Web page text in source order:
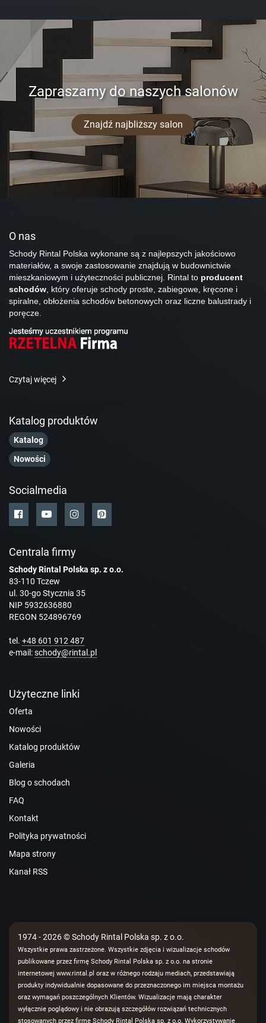
Zapraszamy do naszych salonów
Znajdź najbliższy salon
O nas
Schody Rintal Polska wykonane są z najlepszych jakościowo
materiałów, a swoje zastosowanie znajdują w budownictwie
mieszkaniowym i użyteczności publicznej. Rintal to producent
schodów, który oferuje schody proste, zabiegowe, kręcone i
spiralne, obłożenia schodów betonowych oraz liczne balustrady i
poręcze.
Czytaj więcej
Katalog produktów
Katalog
Nowości
Socialmedia
Centrala firmy
Schody Rintal Polska sp. z o.o.
83-110 Tczew
ul. 30-go Stycznia 35
NIP 5932636880
REGON 524896769
tel. +48 601 912 487
e-mail:schody@rintal.pl
Użyteczne linki
Oferta
Nowości
Katalog produktów
Galeria
Blog o schodach
FAQ
Kontakt
Polityka prywatności
Mapa strony
Kanał RSS
1974 - 2026 © Schody Rintal Polska sp. z o.o.
Wszystkie prawa zastrzeżone. Wszystkie zdjęcia i wizualizacje schodów
publikowane przez firmę Schody Rintal Polska sp. z o.o. na stronie
internetowej www.rintal.pl oraz w różnego rodzaju mediach, przedstawiają
produkty indywidualnie dopasowane do przeznaczonego im miejsca montażu
oraz wymagań poszczególnych Klientów. Wizualizacje mają charakter
wyłącznie poglądowy i nie obrazują szczegółów rozwiązań technicznych
stosowanych przez firmę Schody Rintal Polska sp. z o.o. Wykorzystywanie